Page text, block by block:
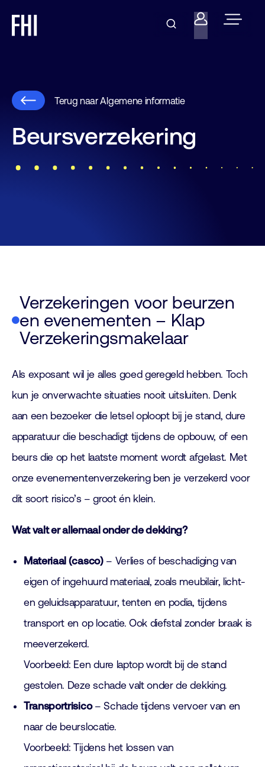
Terug naar Algemene informatie
Beursverzekering
Verzekeringen voor beurzen
en evenementen – Klap
Verzekeringsmakelaar
Als exposant wil je alles goed geregeld hebben. Toch
kun je onverwachte situaties nooit uitsluiten. Denk
aan een bezoeker die letsel oploopt bij je stand, dure
apparatuur die beschadigt tijdens de opbouw, of een
beurs die op het laatste moment wordt afgelast. Met
onze evenementenverzekering ben je verzekerd voor
dit soort risico’s – groot én klein.
Wat valt er allemaal onder de dekking?
Materiaal (casco)– Verlies of beschadiging van
eigen of ingehuurd materiaal, zoals meubilair, licht-
en geluidsapparatuur, tenten en podia, tijdens
transport en op locatie. Ook diefstal zonder braak is
meeverzekerd.
Voorbeeld: Een dure laptop wordt bij de stand
gestolen. Deze schade valt onder de dekking.
Transportrisico– Schade tijdens vervoer van en
naar de beurslocatie.
Voorbeeld: Tijdens het lossen van